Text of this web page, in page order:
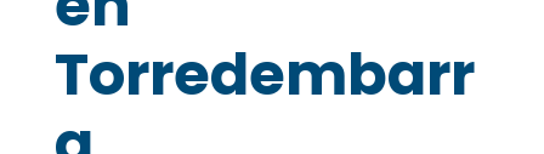
Torredembarr